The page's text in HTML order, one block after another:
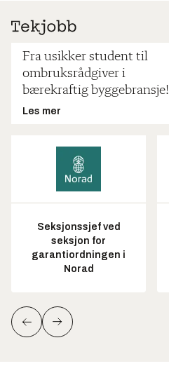
Fra usikker student til
ombruksrådgiver i
bærekraftig byggebransje!
Les mer
Seksjonssjef ved
seksjon for
garantiordningen i
Norad